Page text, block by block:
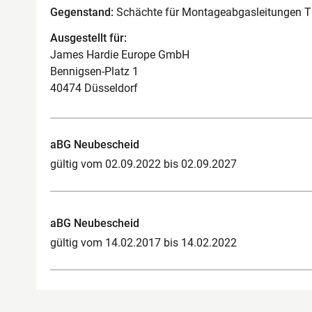
Gegenstand: Schächte für Montageabgasleitungen
Ausgestellt für:
James Hardie Europe GmbH
Bennigsen-Platz 1
40474 Düsseldorf
aBG Neubescheid
gültig vom 02.09.2022 bis 02.09.2027
aBG Neubescheid
gültig vom 14.02.2017 bis 14.02.2022